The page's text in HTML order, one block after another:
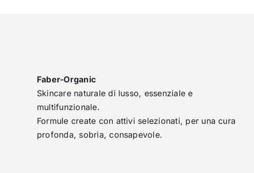
Faber-Organic
Skincare naturale di lusso, essenziale e
multifunzionale.
Formule create con attivi selezionati, per una cura
profonda, sobria, consapevole.